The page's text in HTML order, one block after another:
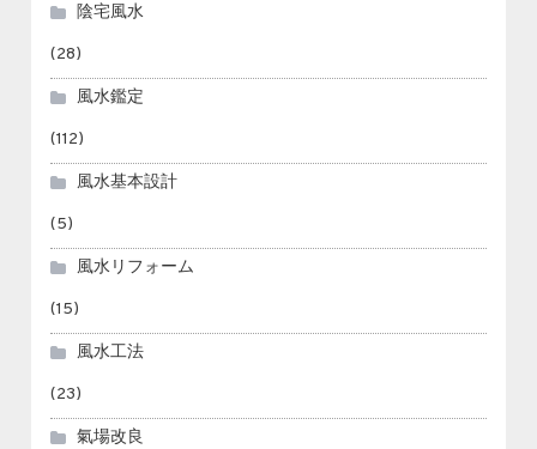
陰宅風水
(28)
風水鑑定
(112)
風水基本設計
(5)
風水リフォーム
(15)
風水工法
(23)
氣場改良